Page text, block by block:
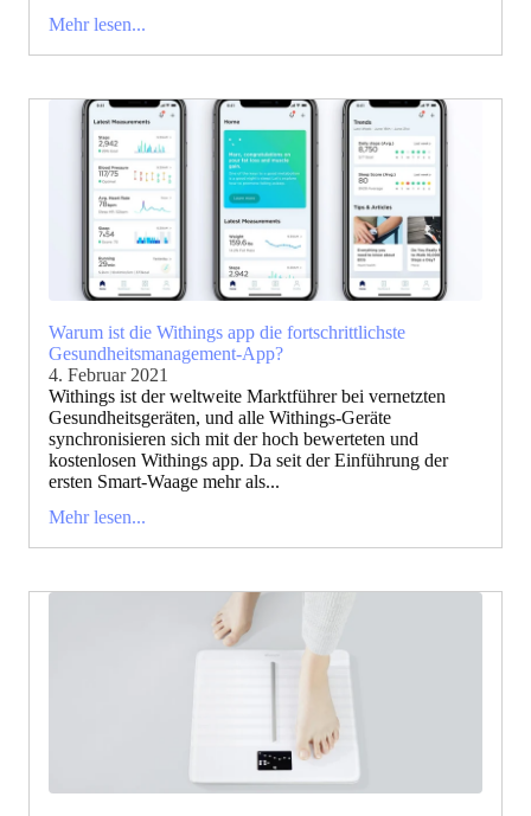
Mehr lesen...
Warum ist die Withings app die fortschrittlichste
Gesundheitsmanagement-App?
4. Februar 2021
Withings ist der weltweite Marktführer bei vernetzten
Gesundheitsgeräten, und alle Withings-Geräte
synchronisieren sich mit der hoch bewerteten und
kostenlosen Withings app. Da seit der Einführung der
ersten Smart-Waage mehr als...
Mehr lesen...